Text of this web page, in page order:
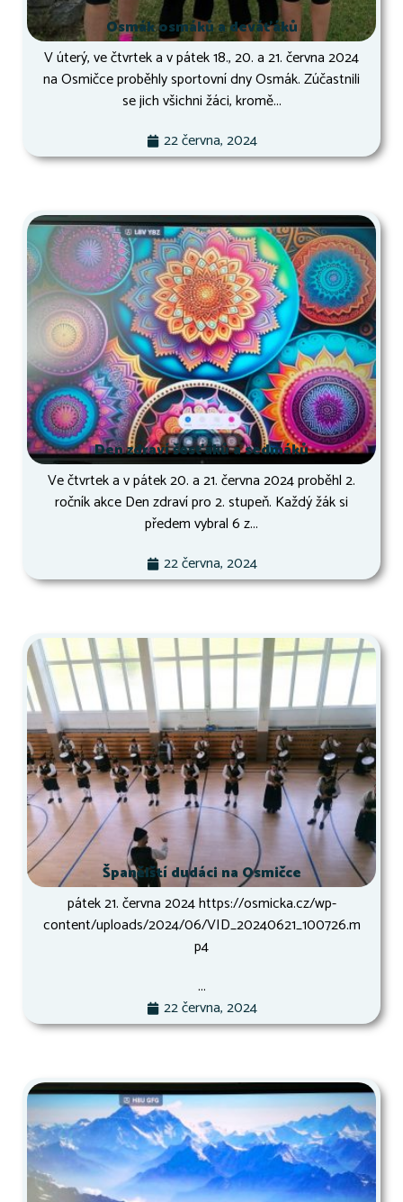
Osmák osmáků a deváťáků
V úterý, ve čtvrtek a v pátek 18., 20. a 21. června 2024
na Osmičce proběhly sportovní dny Osmák. Zúčastnili
se jich všichni žáci, kromě...
22 června, 2024
Den zdraví šesťáků a sedmáků
Ve čtvrtek a v pátek 20. a 21. června 2024 proběhl 2.
ročník akce Den zdraví pro 2. stupeň. Každý žák si
předem vybral 6 z...
22 června, 2024
Španělští dudáci na Osmičce
pátek 21. června 2024 https://osmicka.cz/wp-
content/uploads/2024/06/VID_20240621_100726.m
p4
...
22 června, 2024